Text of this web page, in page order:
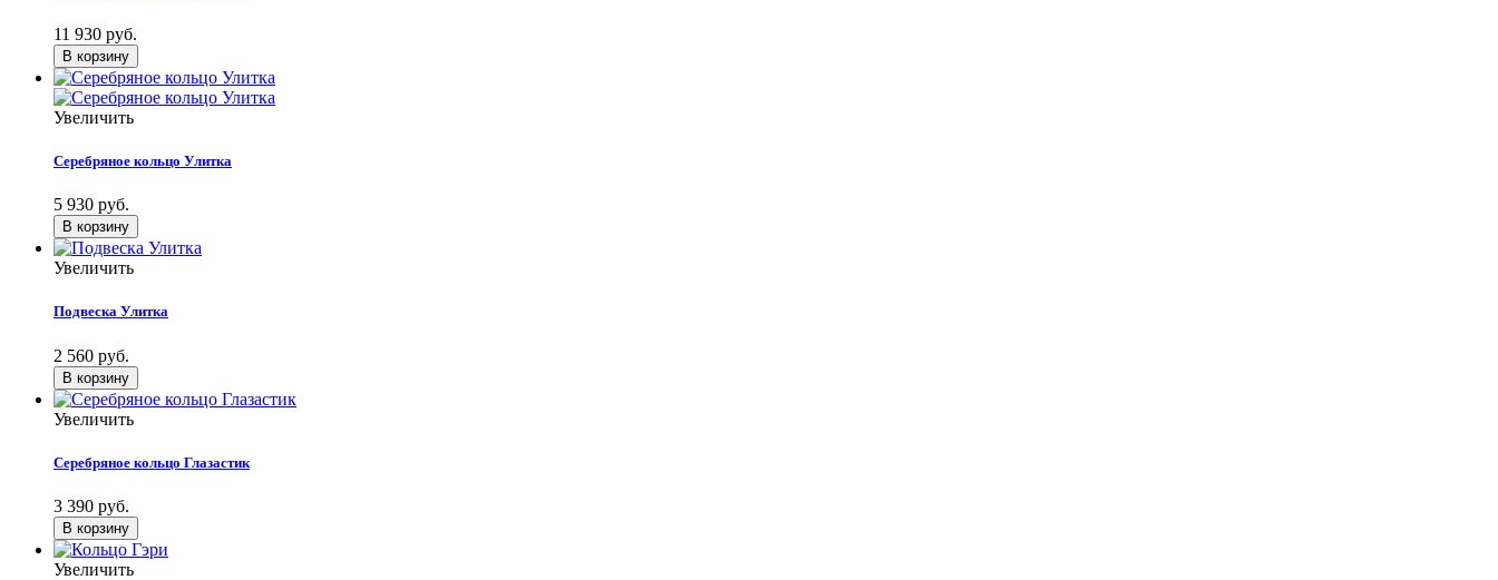
11 930 руб.
Увеличить
Серебряное кольцо Улитка
5 930 руб.
Увеличить
Подвеска Улитка
2 560 руб.
Увеличить
Серебряное кольцо Глазастик
3 390 руб.
Увеличить